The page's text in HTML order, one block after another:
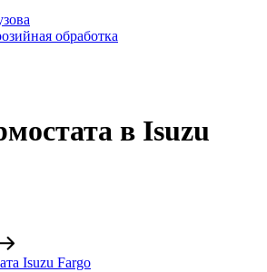
обработка
в Isuzu
Isuzu Fargo